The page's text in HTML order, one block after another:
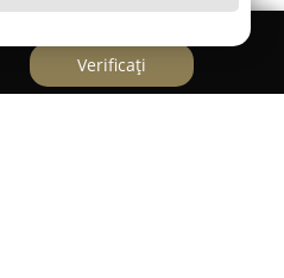
Verificați